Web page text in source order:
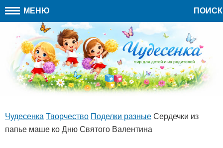
МЕНЮ ПОИСК
Чудесенка Творчество Поделки разные Сердечки из
папье маше ко Дню Святого Валентина